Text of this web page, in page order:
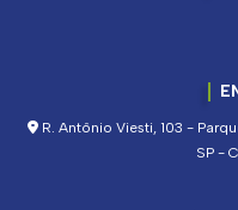
R. Antônio Viesti, 103 -
SP -